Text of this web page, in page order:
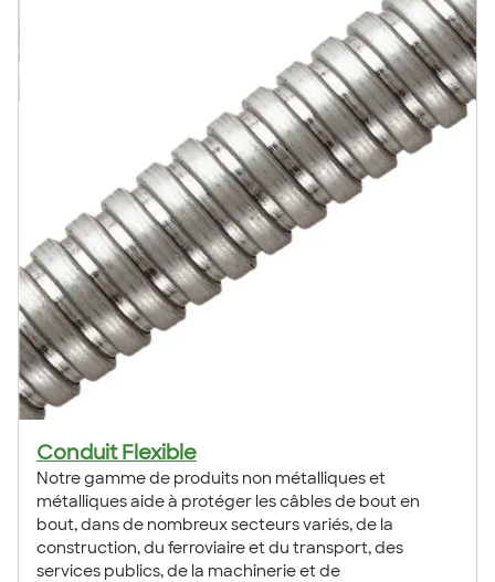
Conduit Flexible
Notre gamme de produits non métalliques et
métalliques aide à protéger les câbles de bout en
bout, dans de nombreux secteurs variés, de la
construction, du ferroviaire et du transport, des
services publics, de la machinerie et de